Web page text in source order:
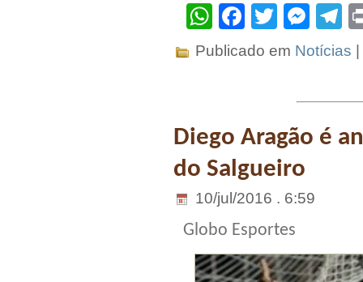
WhatsApp
Facebook
Twitter
Publicado em Notícias |
Diego Aragão é
do Salgueiro
10/jul/2016 . 6:59
Globo Esportes